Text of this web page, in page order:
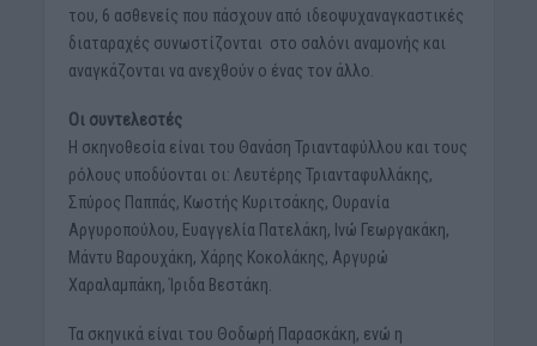
του, 6 ασθενείς που πάσχουν από ιδεοψυχαναγκαστικές
διαταραχές συνωστίζονται στο σαλόνι αναμονής και
αναγκάζονται να ανεχθούν ο ένας τον άλλο.
Οι συντελεστές
Η σκηνοθεσία είναι του Θανάση Τριανταφύλλου και τους
ρόλους υποδύονται οι: Λευτέρης Τριανταφυλλάκης,
Σπύρος Παππάς, Κωστής Κυριτσάκης, Ουρανία
Αργυροπούλου, Ευαγγελία Πατελάκη, Ινώ Γεωργακάκη,
Μάντυ Βαρουχάκη, Χάρης Κοκολάκης, Αργυρώ
Χαραλαμπάκη, Ίριδα Βεστάκη.
Τα σκηνικά είναι του Θοδωρή Παρασκάκη, ενώ η